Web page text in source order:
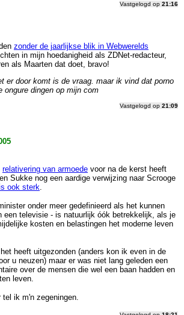
Vastgelogd op 21:16
zonder de jaarlijkse blik in Webwerelds
in mijn hoedanigheid als ZDNet-redacteur,
als Maarten dat doet, bravo!
er door komt is de vraag. maar ik vind dat porno
ongure dingen op mijn com
Vastgelogd op 21:09
relativering van armoede voor na de kerst heeft
Sukke nog een aardige verwijzing naar Scrooge
ook sterk.
onder meer gedefinieerd als het kunnen
een televisie - is natuurlijk óók betrekkelijk, als je
kosten en belastingen het moderne leven
heeft uitgezonden (anders kon ik even in de
u neuzen) maar er was niet lang geleden een
over de mensen die wel een baan hadden en
leven.
ik m'n zegeningen.